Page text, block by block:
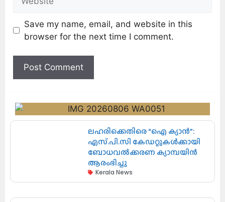
Save my name, email, and website in this
browser for the next time I comment.
ലഹരിക്കെതിരെ “ഐ ക്യാൻ”:
എസ്.പി.സി കേഡറ്റുകൾക്കായി
ബോധവൽക്കരണ ക്യാമ്പയിൻ
ആരംഭിച്ചു
Kerala News